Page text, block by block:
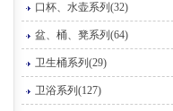
口杯、水壶系列(32)
盆、桶、凳系列(64)
卫生桶系列(29)
卫浴系列(127)